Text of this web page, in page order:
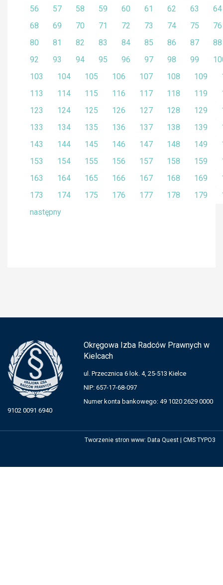
56
57 58 59 60 61 62 63
64
68
69 70 71 72 73 74 75
76
80
81 82 83 84 85 86 87
88
92
93 94 95 96 97 98 99
103
104 105 106 107 108 109
113
114 115 116 117 118 119
123
124 125 126 127 128 129
133
134 135 136 137 138 139
143
144 145 146 147 148 149
153
154 155 156 157 158 159
163
164 165 166 167 168 169
173
174 175 176 177 178 179
następny
Okręgowa Izba Radców Prawnych w
Kielcach
ul. Przecznica 6 lok. 4, 25-513 Kielce
NIP: 657-17-68-097
Numer konta bankowego: 49 1020 2629 0000
9102 0091 6940
Tworzenie stron www: Data Quest CMS TYPO3